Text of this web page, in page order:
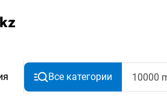
Все категории